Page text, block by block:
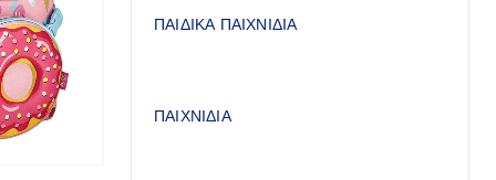
ΠΑΙΔΙΚΑ ΠΑΙΧΝΙΔΙΑ
ΠΑΙΧΝΙΔΙΑ